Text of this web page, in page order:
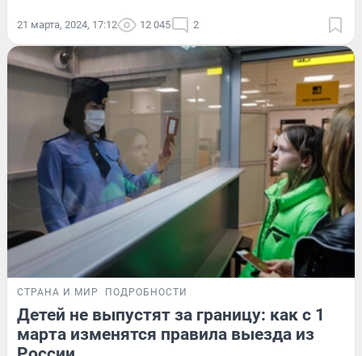
21 марта, 2024, 17:12 12 045 2
СТРАНА И МИР ПОДРОБНОСТИ
Детей не выпустят за границу: как с 1
марта изменятся правила выезда из